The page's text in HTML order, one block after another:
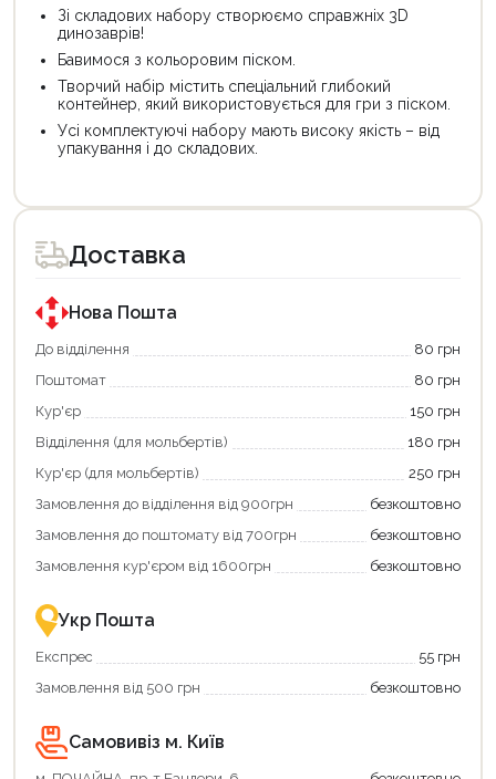
Зі складових набору створюємо справжніх 3D
динозаврів!
Бавимося з кольоровим піском.
Творчий набір містить спеціальний глибокий
контейнер, який використовується для гри з піском.
Усі комплектуючі набору мають високу якість – від
упакування і до складових.
Доставка
Нова Пошта
До відділення
80 грн
Поштомат
80 грн
Кур'єр
150 грн
Відділення (для мольбертів)
180 грн
Кур'єр (для мольбертів)
250 грн
Замовлення до відділення від 900грн
безкоштовно
Замовлення до поштомату від 700грн
безкоштовно
Замовлення кур'єром від 1600грн
безкоштовно
Укр Пошта
Експрес
55 грн
Замовлення від 500 грн
безкоштовно
Самовивіз м. Київ